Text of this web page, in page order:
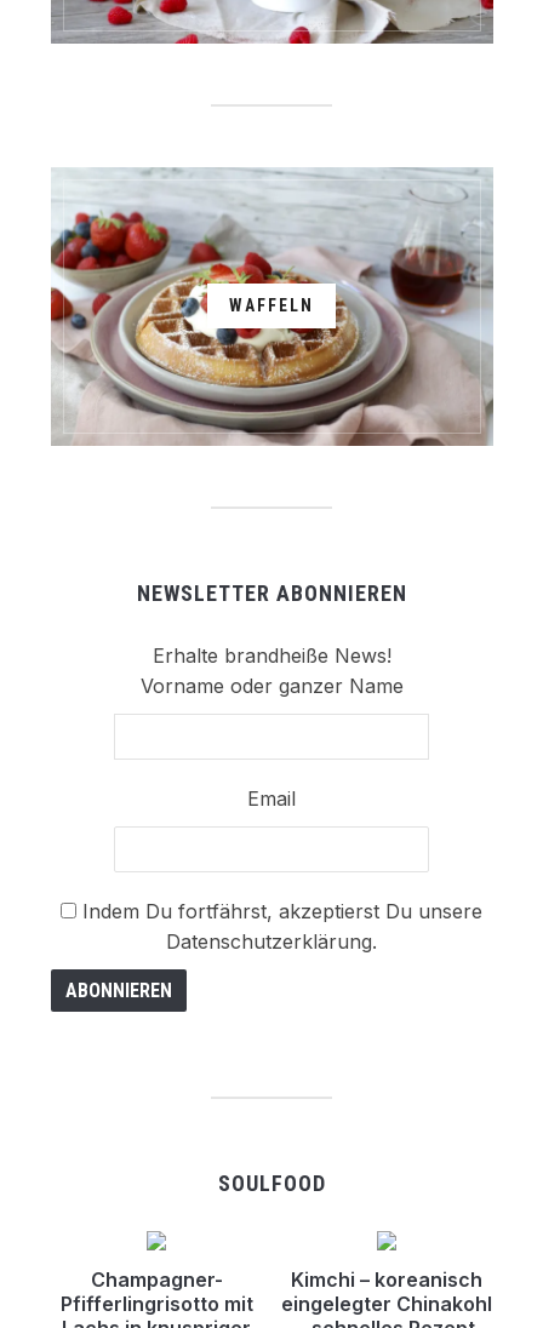
WAFFELN
NEWSLETTER ABONNIEREN
Erhalte brandheiße News!
Vorname oder ganzer Name
Email
Indem Du fortfährst, akzeptierst Du unsere
Datenschutzerklärung.
SOULFOOD
Champagner-
Pfifferlingrisotto mit
Kimchi – koreanisch
eingelegter Chinakohl